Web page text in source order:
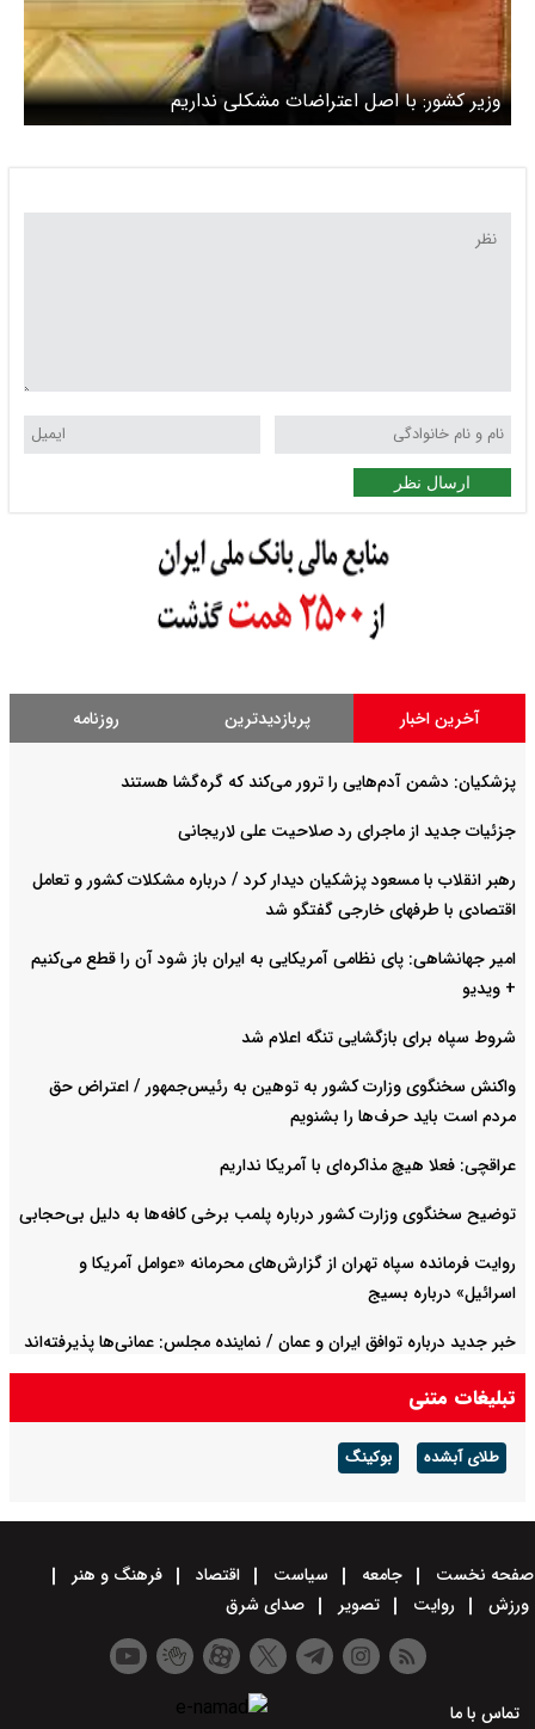
وزیر کشور: با اصل اعتراضات مشکلی نداریم
ارسال نظر
آخرین اخبار پربازدیدترین روزنامه
پزشکیان: دشمن آدم‌هایی را ترور می‌کند که گره‌گشا هستند
جزئیات جدید از ماجرای رد صلاحیت علی لاریجانی
رهبر انقلاب با مسعود پزشکیان دیدار کرد / درباره مشکلات کشور و تعامل
اقتصادی با طرفهای خارجی گفتگو شد
امیر جهانشاهی: پای نظامی آمریکایی به ایران باز شود آن را قطع می‌کنیم
+ ویدیو
شروط سپاه برای بازگشایی تنگه اعلام شد
واکنش سخنگوی وزارت کشور به توهین به رئیس‌جمهور / اعتراض حق
مردم است باید حرف‌ها را بشنویم
عراقچی: فعلا هیچ مذاکره‌ای با آمریکا نداریم
توضیح سخنگوی وزارت کشور درباره پلمب برخی کافه‌ها به دلیل بی‌حجابی
روایت فرمانده سپاه تهران از گزارش‌های محرمانه «عوامل آمریکا و
اسرائیل» درباره بسیج
خبر جدید درباره توافق ایران و عمان / نماینده مجلس: عمانی‌ها پذیرفته‌اند
از مسیر جنوبی استفاده نشود
تبلیغات متنی
طلای آبشده بوکینگ
صفحه نخست جامعه سیاست اقتصاد
فرهنگ و هنر
ورزش
روایت تصویر صدای شرق
تماس با ما